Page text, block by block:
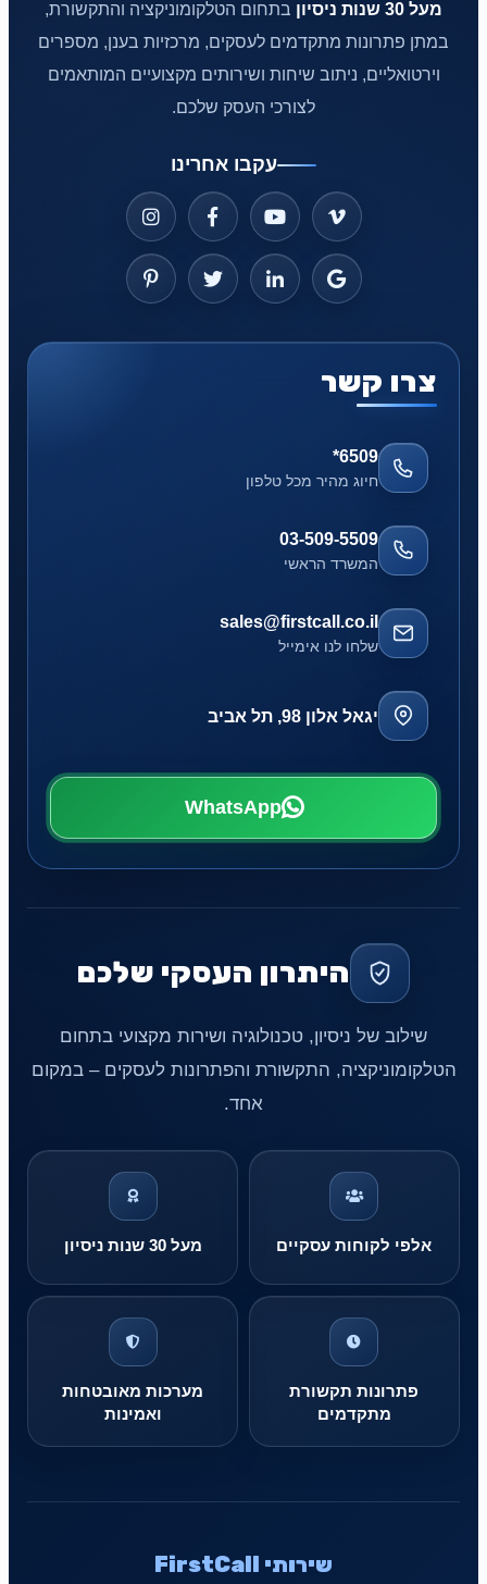
מעל 30 שנות ניסיון
בתחום הטלקומוניקציה והתקשורת,
במתן פתרונות מתקדמים לעסקים, מרכזיות בענן, מספרים
וירטואליים, ניתוב שיחות ושירותים מקצועיים המותאמים
לצורכי העסק שלכם.
עקבו אחרינו
צרו קשר
*6509
חיוג מהיר מכל טלפון
03-509-5509
המשרד הראשי
sales@firstcall.co.il
שלחו לנו אימייל
יגאל אלון 98, תל אביב
WhatsApp
היתרון העסקי שלכם
שילוב של ניסיון, טכנולוגיה ושירות מקצועי בתחום
הטלקומוניקציה, התקשורת והפתרונות לעסקים – במקום
אחד.
אלפי לקוחות עסקיים מעל 30 שנות ניסיון
פתרונות תקשורת
מתקדמים
מערכות מאובטחות
ואמינות
שירותי FirstCall